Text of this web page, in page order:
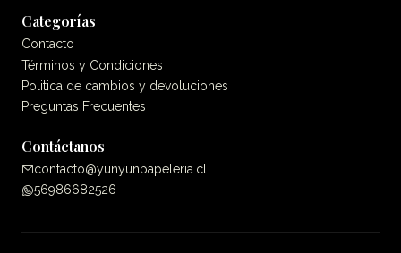
Categorías
Contacto
Términos y Condiciones
Politica de cambios y devoluciones
Preguntas Frecuentes
Contáctanos
contacto@yunyunpapeleria.cl
56986682526